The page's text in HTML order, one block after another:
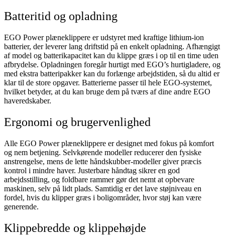
Batteritid og opladning
EGO Power plæneklippere er udstyret med kraftige lithium-ion
batterier, der leverer lang driftstid på en enkelt opladning. Afhængigt
af model og batterikapacitet kan du klippe græs i op til en time uden
afbrydelse. Opladningen foregår hurtigt med EGO’s hurtigladere, og
med ekstra batteripakker kan du forlænge arbejdstiden, så du altid er
klar til de store opgaver. Batterierne passer til hele EGO-systemet,
hvilket betyder, at du kan bruge dem på tværs af dine andre EGO
haveredskaber.
Ergonomi og brugervenlighed
Alle EGO Power plæneklippere er designet med fokus på komfort
og nem betjening. Selvkørende modeller reducerer den fysiske
anstrengelse, mens de lette håndskubber-modeller giver præcis
kontrol i mindre haver. Justerbare håndtag sikrer en god
arbejdsstilling, og foldbare rammer gør det nemt at opbevare
maskinen, selv på lidt plads. Samtidig er det lave støjniveau en
fordel, hvis du klipper græs i boligområder, hvor støj kan være
generende.
Klippebredde og klippehøjde